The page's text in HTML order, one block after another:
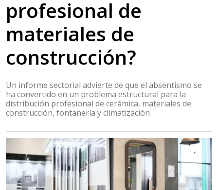
profesional de
materiales de
construcción?
Un informe sectorial advierte de que el absentismo se
ha convertido en un problema estructural para la
distribución profesional de cerámica, materiales de
construcción, fontanería y climatización